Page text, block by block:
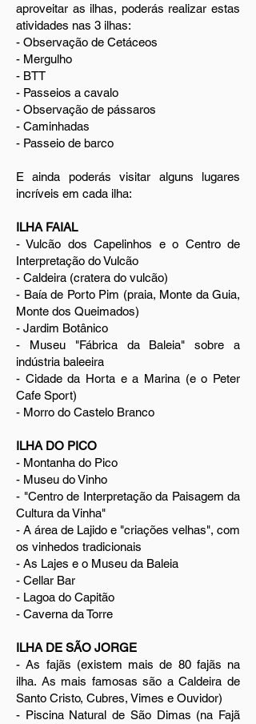
aproveitar as ilhas, poderás realizar estas
atividades nas 3 ilhas:
- Observação de Cetáceos
- Mergulho
- BTT
- Passeios a cavalo
- Observação de pássaros
- Caminhadas
- Passeio de barco
E ainda poderás visitar alguns lugares
incríveis em cada ilha:
ILHA FAIAL
- Vulcão dos Capelinhos e o Centro de
Interpretação do Vulcão
- Caldeira (cratera do vulcão)
- Baía de Porto Pim (praia, Monte da Guia,
Monte dos Queimados)
- Jardim Botânico
- Museu "Fábrica da Baleia" sobre a
indústria baleeira
- Cidade da Horta e a Marina (e o Peter
Cafe Sport)
- Morro do Castelo Branco
ILHA DO PICO
- Montanha do Pico
- Museu do Vinho
- "Centro de Interpretação da Paisagem da
Cultura da Vinha"
- A área de Lajido e "criações velhas", com
os vinhedos tradicionais
- As Lajes e o Museu da Baleia
- Cellar Bar
- Lagoa do Capitão
- Caverna da Torre
ILHA DE SÃO JORGE
- As fajãs (existem mais de 80 fajãs na
ilha. As mais famosas são a Caldeira de
Santo Cristo, Cubres, Vimes e Ouvidor)
- Piscina Natural de São Dimas (na Fajã